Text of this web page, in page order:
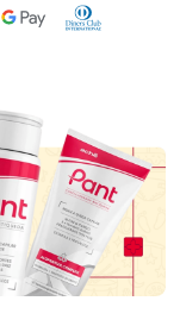
Google PayDiners Club